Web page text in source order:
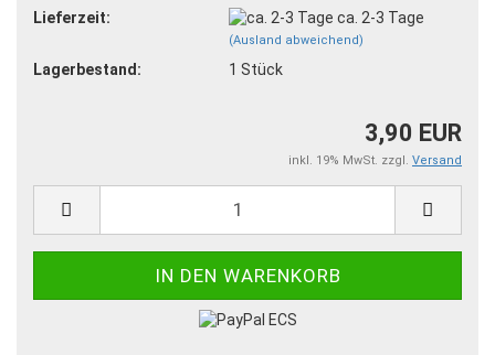
Lieferzeit:
ca. 2-3 Tage
(Ausland abweichend)
Lagerbestand: 1 Stück
3,90 EUR
inkl. 19% MwSt. zzgl. Versand